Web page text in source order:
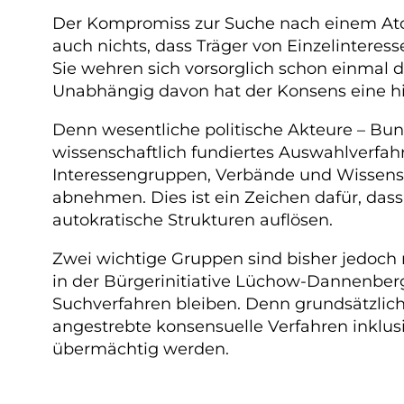
Der Kompromiss zur Suche nach einem
auch nichts, dass Träger von
Sie wehren sich vorsorglich schon einmal
Unabhängig davon hat der Konsens eine
Denn wesentliche politische Akteure –
wissenschaftlich fundiertes
Interessengruppen, Verbände und
abnehmen. Dies ist ein Zeichen dafür,
autokratische Strukturen auflösen.
Zwei wichtige Gruppen sind bisher
in der Bürgerinitiative Lüchow-
Suchverfahren bleiben. Denn
angestrebte konsensuelle Verfahren
übermächtig werden.